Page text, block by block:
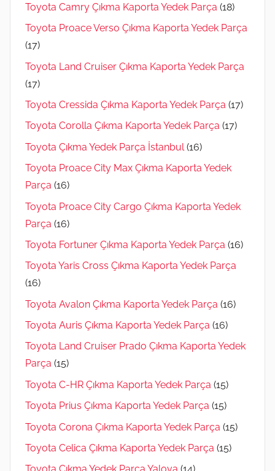
Toyota Camry Çıkma Kaporta Yedek Parça (18)
Toyota Proace Verso Çıkma Kaporta Yedek Parça
(17)
Toyota Land Cruiser Çıkma Kaporta Yedek Parça
(17)
Toyota Cressida Çıkma Kaporta Yedek Parça (17)
Toyota Corolla Çıkma Kaporta Yedek Parça (17)
Toyota Çıkma Yedek Parça İstanbul (16)
Toyota Proace City Max Çıkma Kaporta Yedek
Parça (16)
Toyota Proace City Cargo Çıkma Kaporta Yedek
Parça (16)
Toyota Fortuner Çıkma Kaporta Yedek Parça (16)
Toyota Yaris Cross Çıkma Kaporta Yedek Parça
(16)
Toyota Avalon Çıkma Kaporta Yedek Parça (16)
Toyota Auris Çıkma Kaporta Yedek Parça (16)
Toyota Land Cruiser Prado Çıkma Kaporta Yedek
Parça (15)
Toyota C-HR Çıkma Kaporta Yedek Parça (15)
Toyota Prius Çıkma Kaporta Yedek Parça (15)
Toyota Corona Çıkma Kaporta Yedek Parça (15)
Toyota Celica Çıkma Kaporta Yedek Parça (15)